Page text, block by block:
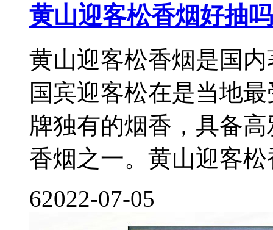
黄山迎客松香烟好抽
黄山迎客松香烟是国
国宾迎客松在是当地
牌独有的烟香，具备
香烟之一。黄山迎客松
62022-07-05